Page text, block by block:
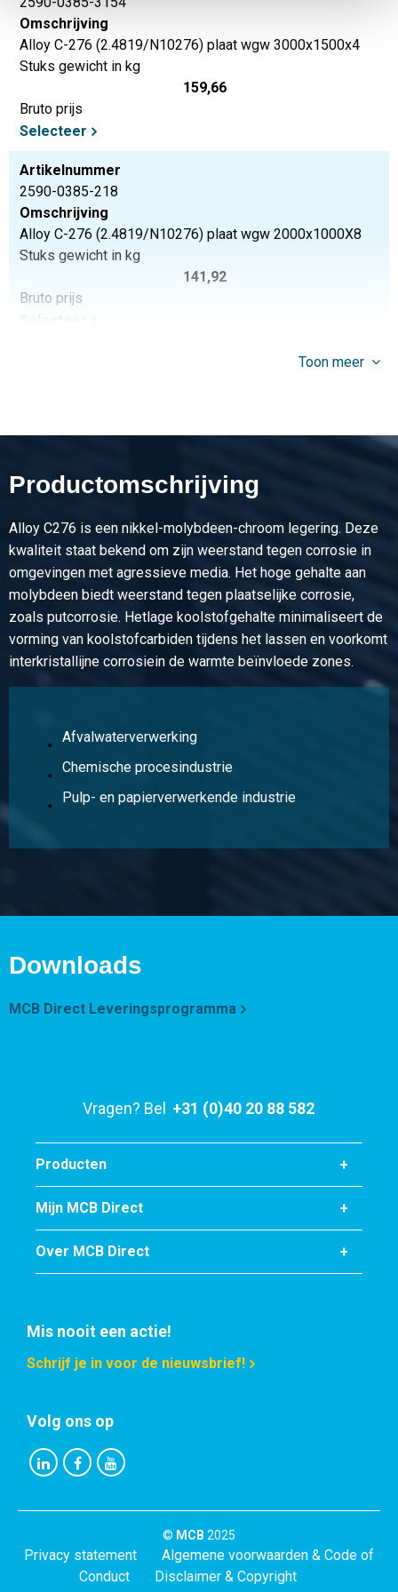
Omschrijving
Alloy C-276 (2.4819/N10276) plaat wgw 3000x1500x4
Stuks gewicht in kg
159,66
Bruto prijs
Selecteer
Artikelnummer
2590-0385-218
Omschrijving
Alloy C-276 (2.4819/N10276) plaat wgw 2000x1000X8
Stuks gewicht in kg
141,92
Bruto prijs
Selecteer
Toon meer
Productomschrijving
Alloy C276 is een nikkel-molybdeen-chroom legering. Deze
kwaliteit staat bekend om zijn weerstand tegen corrosie in
omgevingen met agressieve media. Het hoge gehalte aan
molybdeen biedt weerstand tegen plaatselijke corrosie,
zoals putcorrosie. Hetlage koolstofgehalte minimaliseert de
vorming van koolstofcarbiden tijdens het lassen en voorkomt
interkristallijne corrosiein de warmte beïnvloede zones.
Afvalwaterverwerking
Chemische procesindustrie
Pulp- en papierverwerkende industrie
Downloads
MCB Direct Leveringsprogramma
Vragen? Bel +31 (0)40 20 88 582
Producten
Mijn MCB Direct
Over MCB Direct
Mis nooit een actie!
Schrijf je in voor de nieuwsbrief!
Volg ons op
© MCB 2025
Privacy statement
Algemene voorwaarden & Code of
Conduct
Disclaimer & Copyright